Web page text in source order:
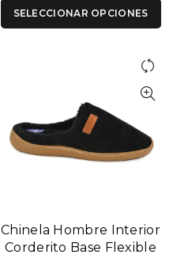
SELECCIONAR OPCIONES
Chinela Hombre Interior
Corderito Base Flexible